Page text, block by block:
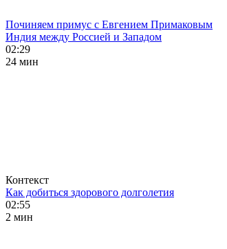
Починяем примус с Евгением Примаковым
Индия между Россией и Западом
02:29
24 мин
Контекст
Как добиться здорового долголетия
02:55
2 мин